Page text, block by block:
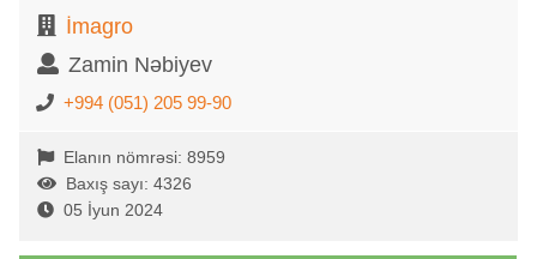
İmagro
Zamin Nəbiyev
+994 (051) 205 99-90
Elanın nömrəsi: 8959
Baxış sayı: 4326
05 İyun 2024